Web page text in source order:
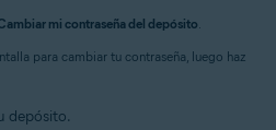
mi contraseña del depósito.
para cambiar tu contraseña, luego haz
depósito.